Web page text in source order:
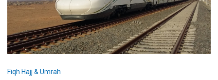
Fiqh Hajj & Umrah